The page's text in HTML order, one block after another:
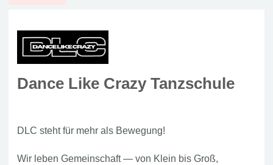
Dance Like Crazy Tanzschule
DLC steht für mehr als Bewegung!
Wir leben Gemeinschaft — von Klein bis Groß,